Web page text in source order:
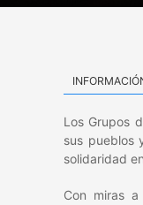
Los Grupos
sus pueblos
solidaridad
Con miras